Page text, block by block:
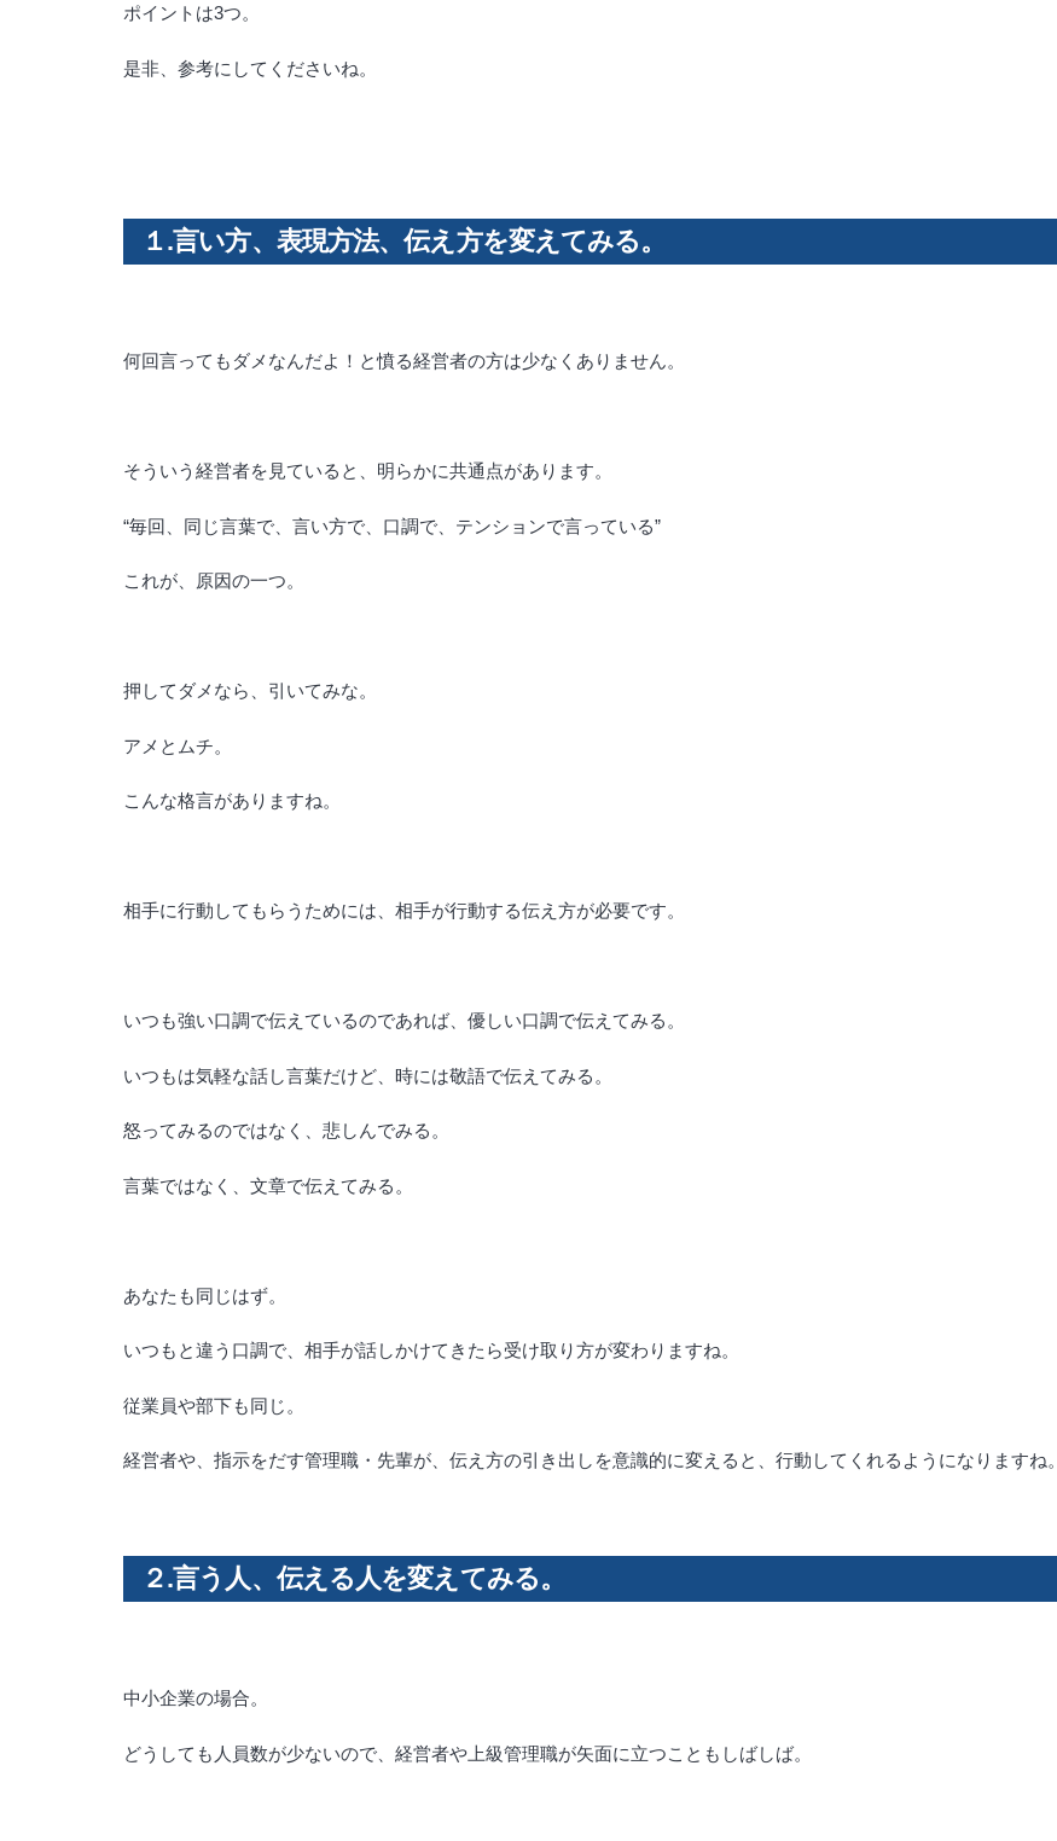
ポイントは3つ。
是非、参考にしてくださいね。
１.言い方、表現方法、伝え方を変えてみる。
何回言ってもダメなんだよ！と憤る経営者の方は少なくありません。
そういう経営者を見ていると、明らかに共通点があります。
“毎回、同じ言葉で、言い方で、口調で、テンションで言っている”
これが、原因の一つ。
押してダメなら、引いてみな。
アメとムチ。
こんな格言がありますね。
相手に行動してもらうためには、相手が行動する伝え方が必要です。
いつも強い口調で伝えているのであれば、優しい口調で伝えてみる。
いつもは気軽な話し言葉だけど、時には敬語で伝えてみる。
怒ってみるのではなく、悲しんでみる。
言葉ではなく、文章で伝えてみる。
あなたも同じはず。
いつもと違う口調で、相手が話しかけてきたら受け取り方が変わりますね。
従業員や部下も同じ。
経営者や、指示をだす管理職・先輩が、伝え方の引き出しを意識的に変えると、行動してくれるようになりますね。
２.言う人、伝える人を変えてみる。
中小企業の場合。
どうしても人員数が少ないので、経営者や上級管理職が矢面に立つこともしばしば。